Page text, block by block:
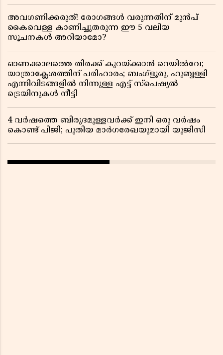
അവഗണിക്കരുത്! രോഗങ്ങൾ വരുന്നതിന് മുൻപ്
കൈവെള്ള കാണിച്ചുതരുന്ന ഈ 5 വലിയ
സൂചനകൾ അറിയാമോ?
ഓണക്കാലത്തെ തിരക്ക് കുറയ്ക്കാൻ റെയിൽവേ;
യാത്രാക്ലേശത്തിന് പരിഹാരം; ബംഗ്ളൂരു, ഹുബ്ബള്ളി
എന്നിവിടങ്ങളിൽ നിന്നുള്ള എട്ട് സ്പെഷ്യൽ
ട്രെയിനുകൾ നീട്ടി
4 വർഷത്തെ ബിരുദമുള്ളവർക്ക് ഇനി ഒരു വർഷം
കൊണ്ട് പിജി; പുതിയ മാർഗരേഖയുമായി യുജിസി